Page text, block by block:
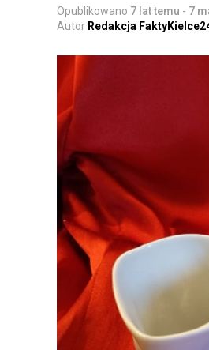
Opublikowano 7 lat temu - 7
Autor Redakcja